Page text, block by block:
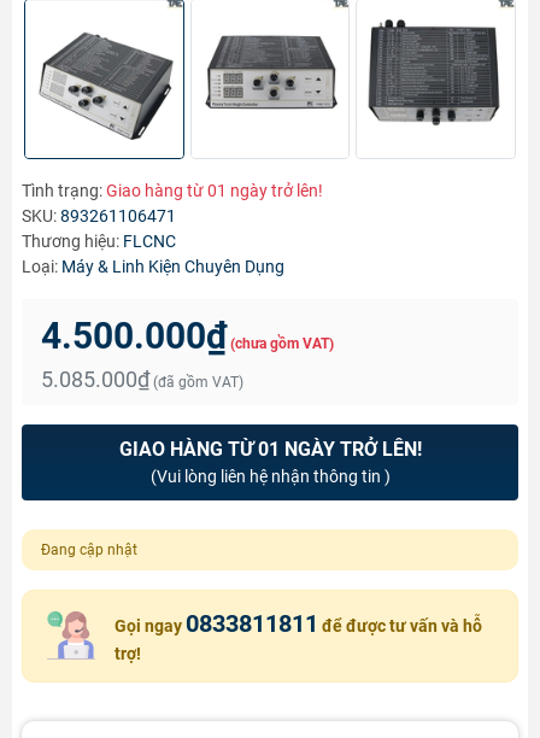
Tình trạng:Giao hàng từ 01 ngày trở lên!
SKU:893261106471
Thương hiệu: FLCNC
Loại: Máy & Linh Kiện Chuyên Dụng
4.500.000₫ (chưa gồm VAT)
5.085.000₫ (đã gồm VAT)
GIAO HÀNG TỪ 01 NGÀY TRỞ LÊN!
(Vui lòng liên hệ nhận thông tin )
Đang cập nhật
Gọi ngay 0833811811 để được tư vấn và hỗ
trợ!